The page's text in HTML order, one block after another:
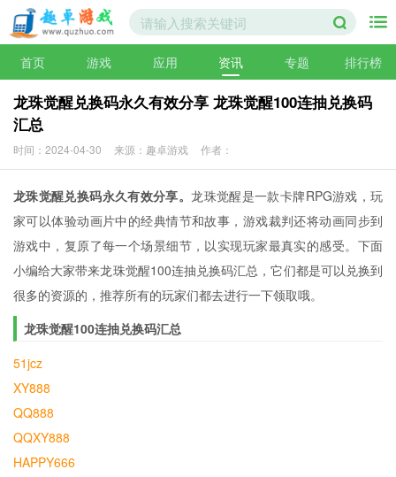
首页 游戏 应用 资讯 专题 排行榜
龙珠觉醒兑换码永久有效分享 龙珠觉醒100连抽兑换码
汇总
时间：2024-04-30 来源：趣卓游戏 作者：
龙珠觉醒兑换码永久有效分享。龙珠觉醒是一款卡牌RPG游戏，玩
家可以体验动画片中的经典情节和故事，游戏裁判还将动画同步到
游戏中，复原了每一个场景细节，以实现玩家最真实的感受。下面
小编给大家带来龙珠觉醒100连抽兑换码汇总，它们都是可以兑换到
很多的资源的，推荐所有的玩家们都去进行一下领取哦。
龙珠觉醒100连抽兑换码汇总
51jcz
XY888
QQ888
QQXY888
HAPPY666